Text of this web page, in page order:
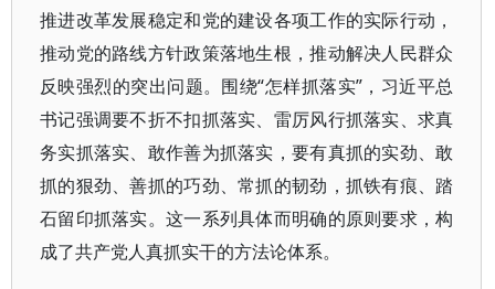
推进改革发展稳定和党的建设各项工作的实际行动，
推动党的路线方针政策落地生根，推动解决人民群众
反映强烈的突出问题。围绕“怎样抓落实”，习近平总
书记强调要不折不扣抓落实、雷厉风行抓落实、求真
务实抓落实、敢作善为抓落实，要有真抓的实劲、敢
抓的狠劲、善抓的巧劲、常抓的韧劲，抓铁有痕、踏
石留印抓落实。这一系列具体而明确的原则要求，构
成了共产党人真抓实干的方法论体系。